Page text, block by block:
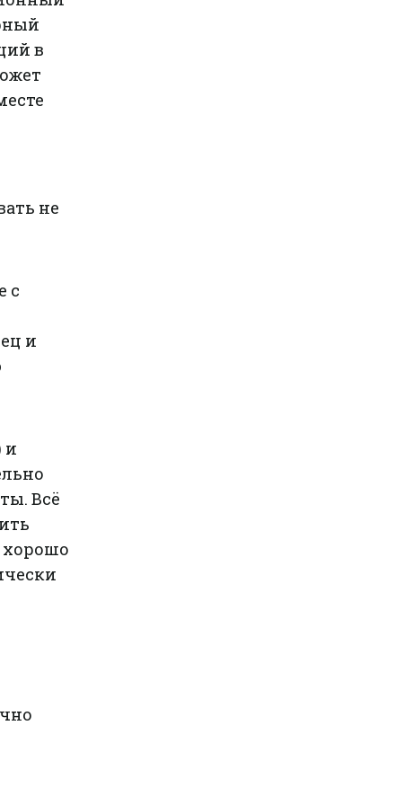
в
не
с
и
и
Всё
хорошо